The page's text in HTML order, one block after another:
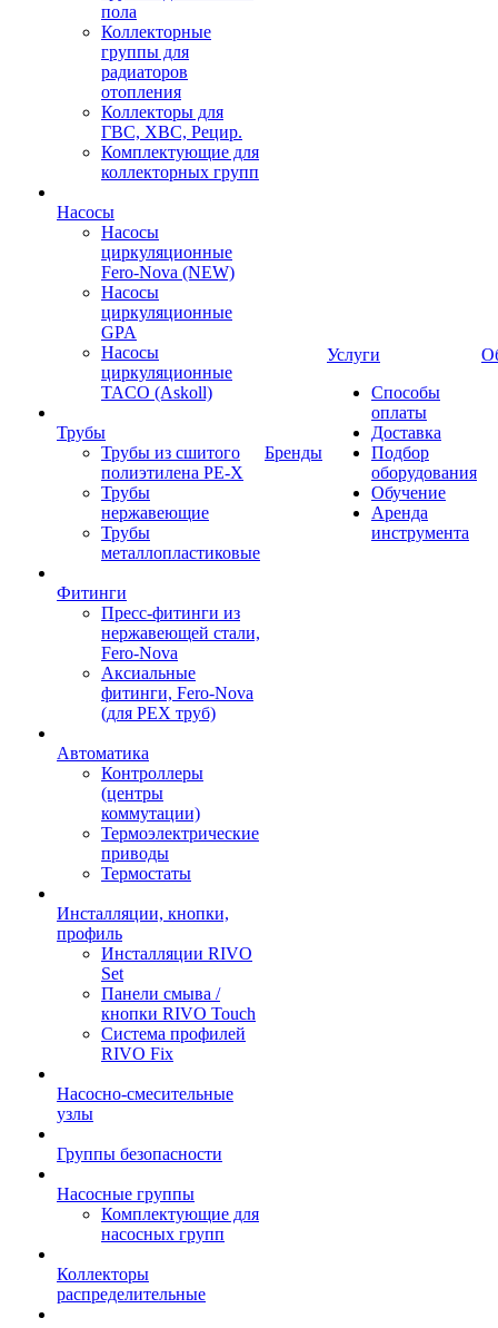
пола
Коллекторные
группы для
радиаторов
отопления
Коллекторы для
ГВС, ХВС, Рецир.
Комплектующие для
коллекторных групп
Насосы
Насосы
циркуляционные
Fero-Nova (NEW)
Насосы
циркуляционные
GPA
Насосы
циркуляционные
TACO (Askoll)
Трубы
Трубы из сшитого
полиэтилена PE-X
Трубы
нержавеющие
Трубы
металлопластиковые
Фитинги
Пресс-фитинги из
нержавеющей стали,
Fero-Nova
Аксиальные
фитинги, Fero-Nova
(для PEX труб)
Автоматика
Контроллеры
(центры
коммутации)
Термоэлектрические
приводы
Термостаты
Инсталляции, кнопки,
профиль
Инсталляции RIVO
Set
Панели смыва /
кнопки RIVO Touch
Система профилей
RIVO Fix
Насосно-смесительные
узлы
Группы безопасности
Насосные группы
Комплектующие для
насосных групп
Коллекторы
распределительные
Бренды
Услуги
Способы
оплаты
Доставка
Подбор
оборудования
Обучение
Аренда
инструмента